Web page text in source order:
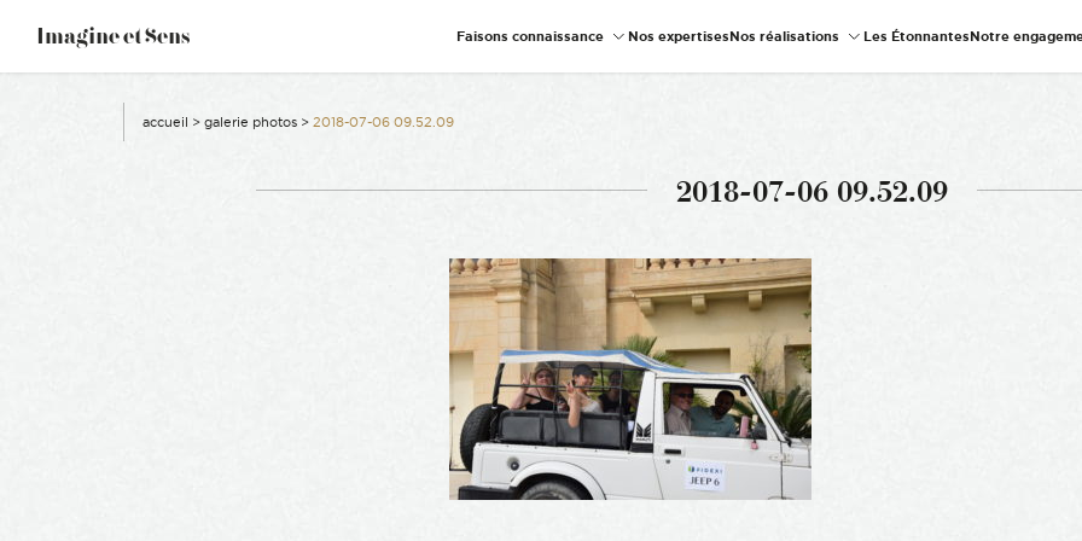
Imagine et Sens–
Événementiel
Communicants
Faisons connaissance Nos expertisesNos réalisations Les ÉtonnantesNotre
accueil > galerie photos > 2018-07-06 09.52.09
2018-07-06 09.52.09